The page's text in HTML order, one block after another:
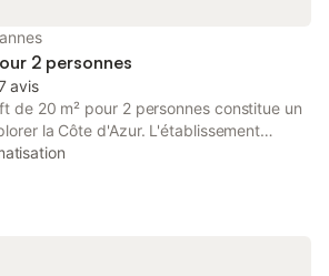
2 personnes
avis
de 20 m² pour 2 personnes constitue un
la Côte d'Azur. L'établissement
et de la climatisation,
calme tout au long de votre